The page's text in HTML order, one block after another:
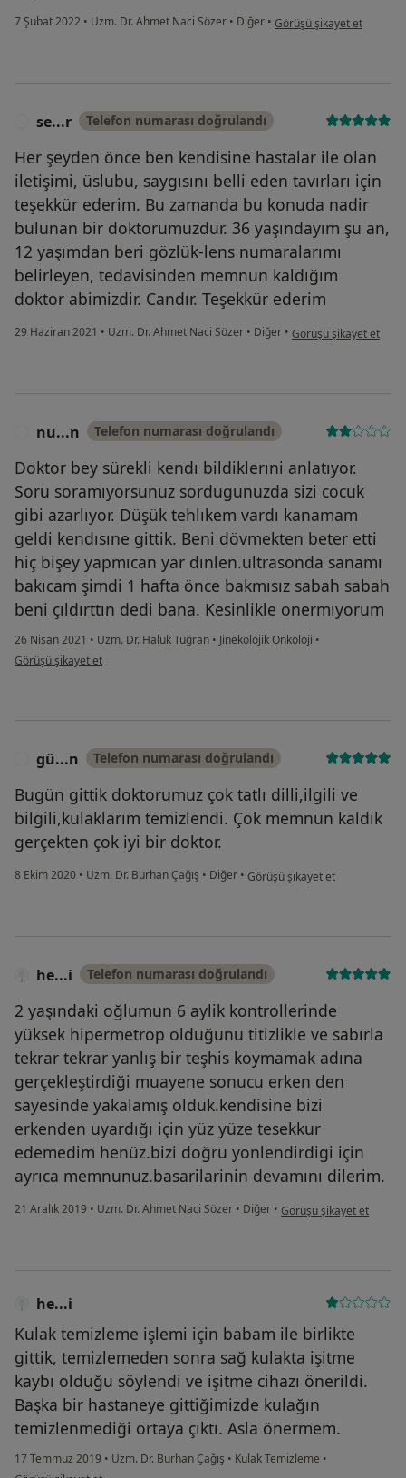
7 Şubat 2022 • Uzm. Dr. Ahmet Naci Sözer • Diğer • kullanıcının görüşüne
Görüşü şikayet et
se...r Telefon numarası doğrulandı
Her şeyden önce ben kendisine hastalar ile olan
iletişimi, üslubu, saygısını belli eden tavırları için
teşekkür ederim. Bu zamanda bu konuda nadir
bulunan bir doktorumuzdur. 36 yaşındayım şu an,
12 yaşımdan beri gözlük-lens numaralarımı
belirleyen, tedavisinden memnun kaldığım
doktor abimizdir. Candır. Teşekkür ederim
29 Haziran 2021 • Uzm. Dr. Ahmet Naci Sözer • Diğer • kullanıcının görüşüne
Görüşü şikayet et
nu...n Telefon numarası doğrulandı
Doktor bey sürekli kendı bildiklerıni anlatıyor.
Soru soramıyorsunuz sordugunuzda sizi cocuk
gibi azarlıyor. Düşük tehlıkem vardı kanamam
geldi kendısıne gittik. Beni dövmekten beter etti
hiç bişey yapmıcan yar dınlen.ultrasonda sanamı
bakıcam şimdi 1 hafta önce bakmısız sabah sabah
beni çıldırttın dedi bana. Kesinlikle onermıyorum
26 Nisan 2021 • Uzm. Dr. Haluk Tuğran • Jinekolojik Onkoloji •
kullanıcının görüşüne göre nu...n
Görüşü şikayet et
gü...n Telefon numarası doğrulandı
Bugün gittik doktorumuz çok tatlı dilli,ilgili ve
bilgili,kulaklarım temizlendi. Çok memnun kaldık
gerçekten çok iyi bir doktor.
8 Ekim 2020 • Uzm. Dr. Burhan Çağış • Diğer • kullanıcının görüşüne göre
Görüşü şikayet et
he...i Telefon numarası doğrulandı
2 yaşındaki oğlumun 6 aylik kontrollerinde
yüksek hipermetrop olduğunu titizlikle ve sabırla
tekrar tekrar yanlış bir teşhis koymamak adına
gerçekleştirdiği muayene sonucu erken den
sayesinde yakalamış olduk.kendisine bizi
erkenden uyardığı için yüz yüze tesekkur
edemedim henüz.bizi doğru yonlendirdigi için
ayrıca memnunuz.basarilarinin devamını dilerim.
21 Aralık 2019 • Uzm. Dr. Ahmet Naci Sözer • Diğer • kullanıcının görüşüne
Görüşü şikayet et
he...i
Kulak temizleme işlemi için babam ile birlikte
gittik, temizlemeden sonra sağ kulakta işitme
kaybı olduğu söylendi ve işitme cihazı önerildi.
Başka bir hastaneye gittiğimizde kulağın
temizlenmediği ortaya çıktı. Asla önermem.
17 Temmuz 2019 • Uzm. Dr. Burhan Çağış • Kulak Temizleme •
kullanıcının görüşüne göre he...i